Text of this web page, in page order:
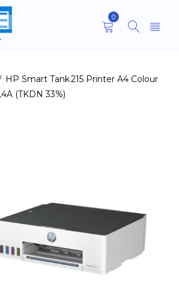
0
HP Smart Tank 215 Printer A4 Colour
(TKDN 33%)